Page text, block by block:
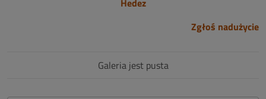
Hedez
Zgłoś nadużycie
Galeria jest pusta